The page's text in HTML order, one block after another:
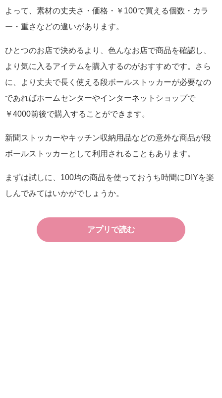
よって、素材の丈夫さ・価格・￥100で買える個数・カラ
ー・重さなどの違いがあります。
ひとつのお店で決めるより、色んなお店で商品を確認し、
より気に入るアイテムを購入するのがおすすめです。さら
に、より丈夫で長く使える段ボールストッカーが必要なの
であればホームセンターやインターネットショップで
￥4000前後で購入することができます。
新聞ストッカーやキッチン収納用品などの意外な商品が段
ボールストッカーとして利用されることもあります。
まずは試しに、100均の商品を使っておうち時間にDIYを楽
しんでみてはいかがでしょうか。
アプリで読む